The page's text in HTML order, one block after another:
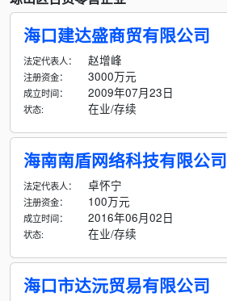
海口建达盛商贸有限公司
法定代表人： 赵增峰
注册资金： 3000万元
成立时间： 2009年07月23日
状态: 在业/存续
海南南盾网络科技有限公司
法定代表人： 卓怀宁
注册资金： 100万元
成立时间： 2016年06月02日
状态: 在业/存续
海口市达沅贸易有限公司